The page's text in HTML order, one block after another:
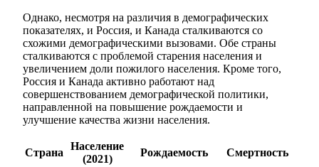
Однако, несмотря на различия в демографических
показателях, и Россия, и Канада сталкиваются со
схожими демографическими вызовами. Обе страны
сталкиваются с проблемой старения населения и
увеличением доли пожилого населения. Кроме того,
Россия и Канада активно работают над
совершенствованием демографической политики,
направленной на повышение рождаемости и
улучшение качества жизни населения.
Страна
Население
(2021)
Рождаемость Смертность